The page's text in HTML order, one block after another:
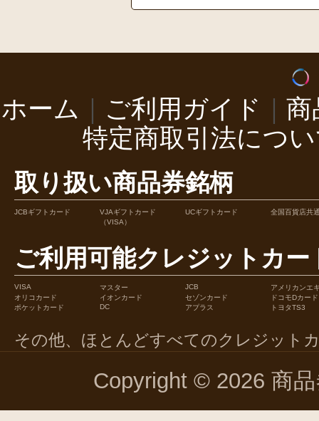
ホーム ご利用ガイド
商
特定商取引法につ
取り扱い商品券銘柄
JCBギフトカード
VJAギフトカード
（VISA）
UCギフトカード 全国百貨店共
ご利用可能クレジットカー
VISA マスター JCB
アメリカンエ
オリコカード
イオンカード セゾンカード
ドコモDカード
ポケットカード
DC アプラス トヨタTS3
その他、ほとんどすべてのクレジット
Copyright © 2026 商